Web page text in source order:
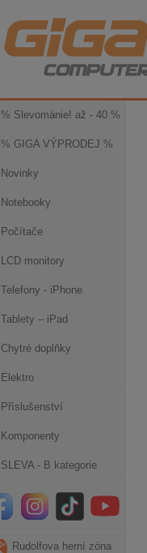
% Slevománie! až - 40 %
% GIGA VÝPRODEJ %
Novinky
Notebooky
Počítače
LCD monitory
Telefony - iPhone
Tablety – iPad
Chytré doplňky
Elektro
Příslušenství
Komponenty
SLEVA - B kategorie
Rudolfova herní zóna